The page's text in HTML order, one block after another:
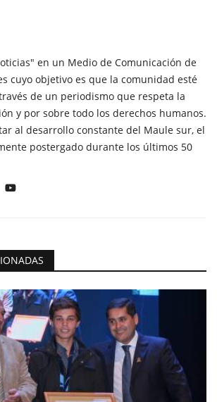
en un Medio de Comunicación de
cuyo objetivo es que la comunidad esté
de un periodismo que respeta la
y por sobre todo los derechos humanos.
al desarrollo constante del Maule sur, el
postergado durante los últimos 50